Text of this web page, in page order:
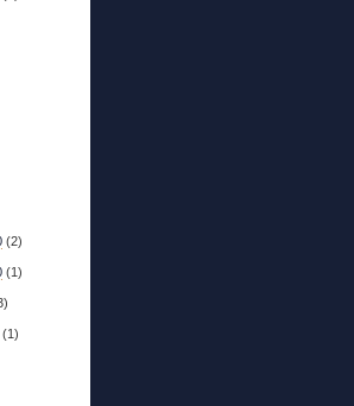
(2)
(1)
(1)